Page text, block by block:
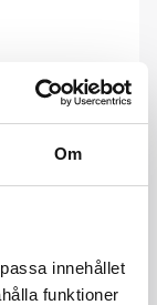
Om
innehållet
funktioner